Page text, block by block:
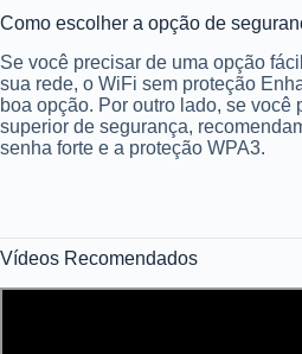
Como escolher a opção de
Se você precisar de uma opção
sua rede, o WiFi sem proteção
boa opção. Por outro lado, se você
superior de segurança,
senha forte e a proteção WPA3.
Vídeos Recomendados